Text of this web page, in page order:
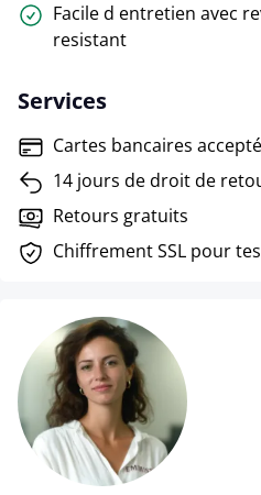
Facile d entretien avec
resistant
Services
Cartes bancaires
14 jours de droit de
Retours gratuits
Chiffrement SSL pour